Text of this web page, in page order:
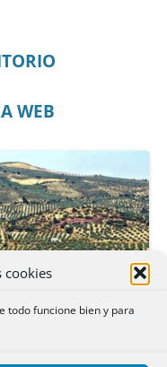
cookies
todo funcione bien y para
WEB